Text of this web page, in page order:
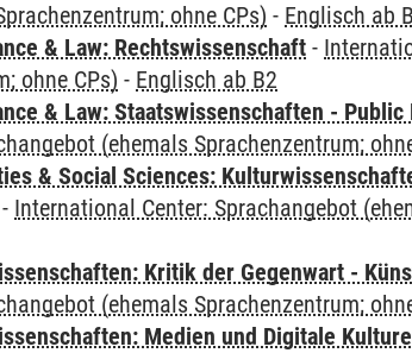
ohne CPs) - Englisch ab
& Law: Rechtswissenschaft -
ohne CPs) - Englisch ab B2
& Law: Staatswissenschaften -
(ehemals Sprachenzentrum;
& Social Sciences:
- International Center: Sprachangebot
Kritik der Gegenwart -
(ehemals Sprachenzentrum;
Medien und Digitale